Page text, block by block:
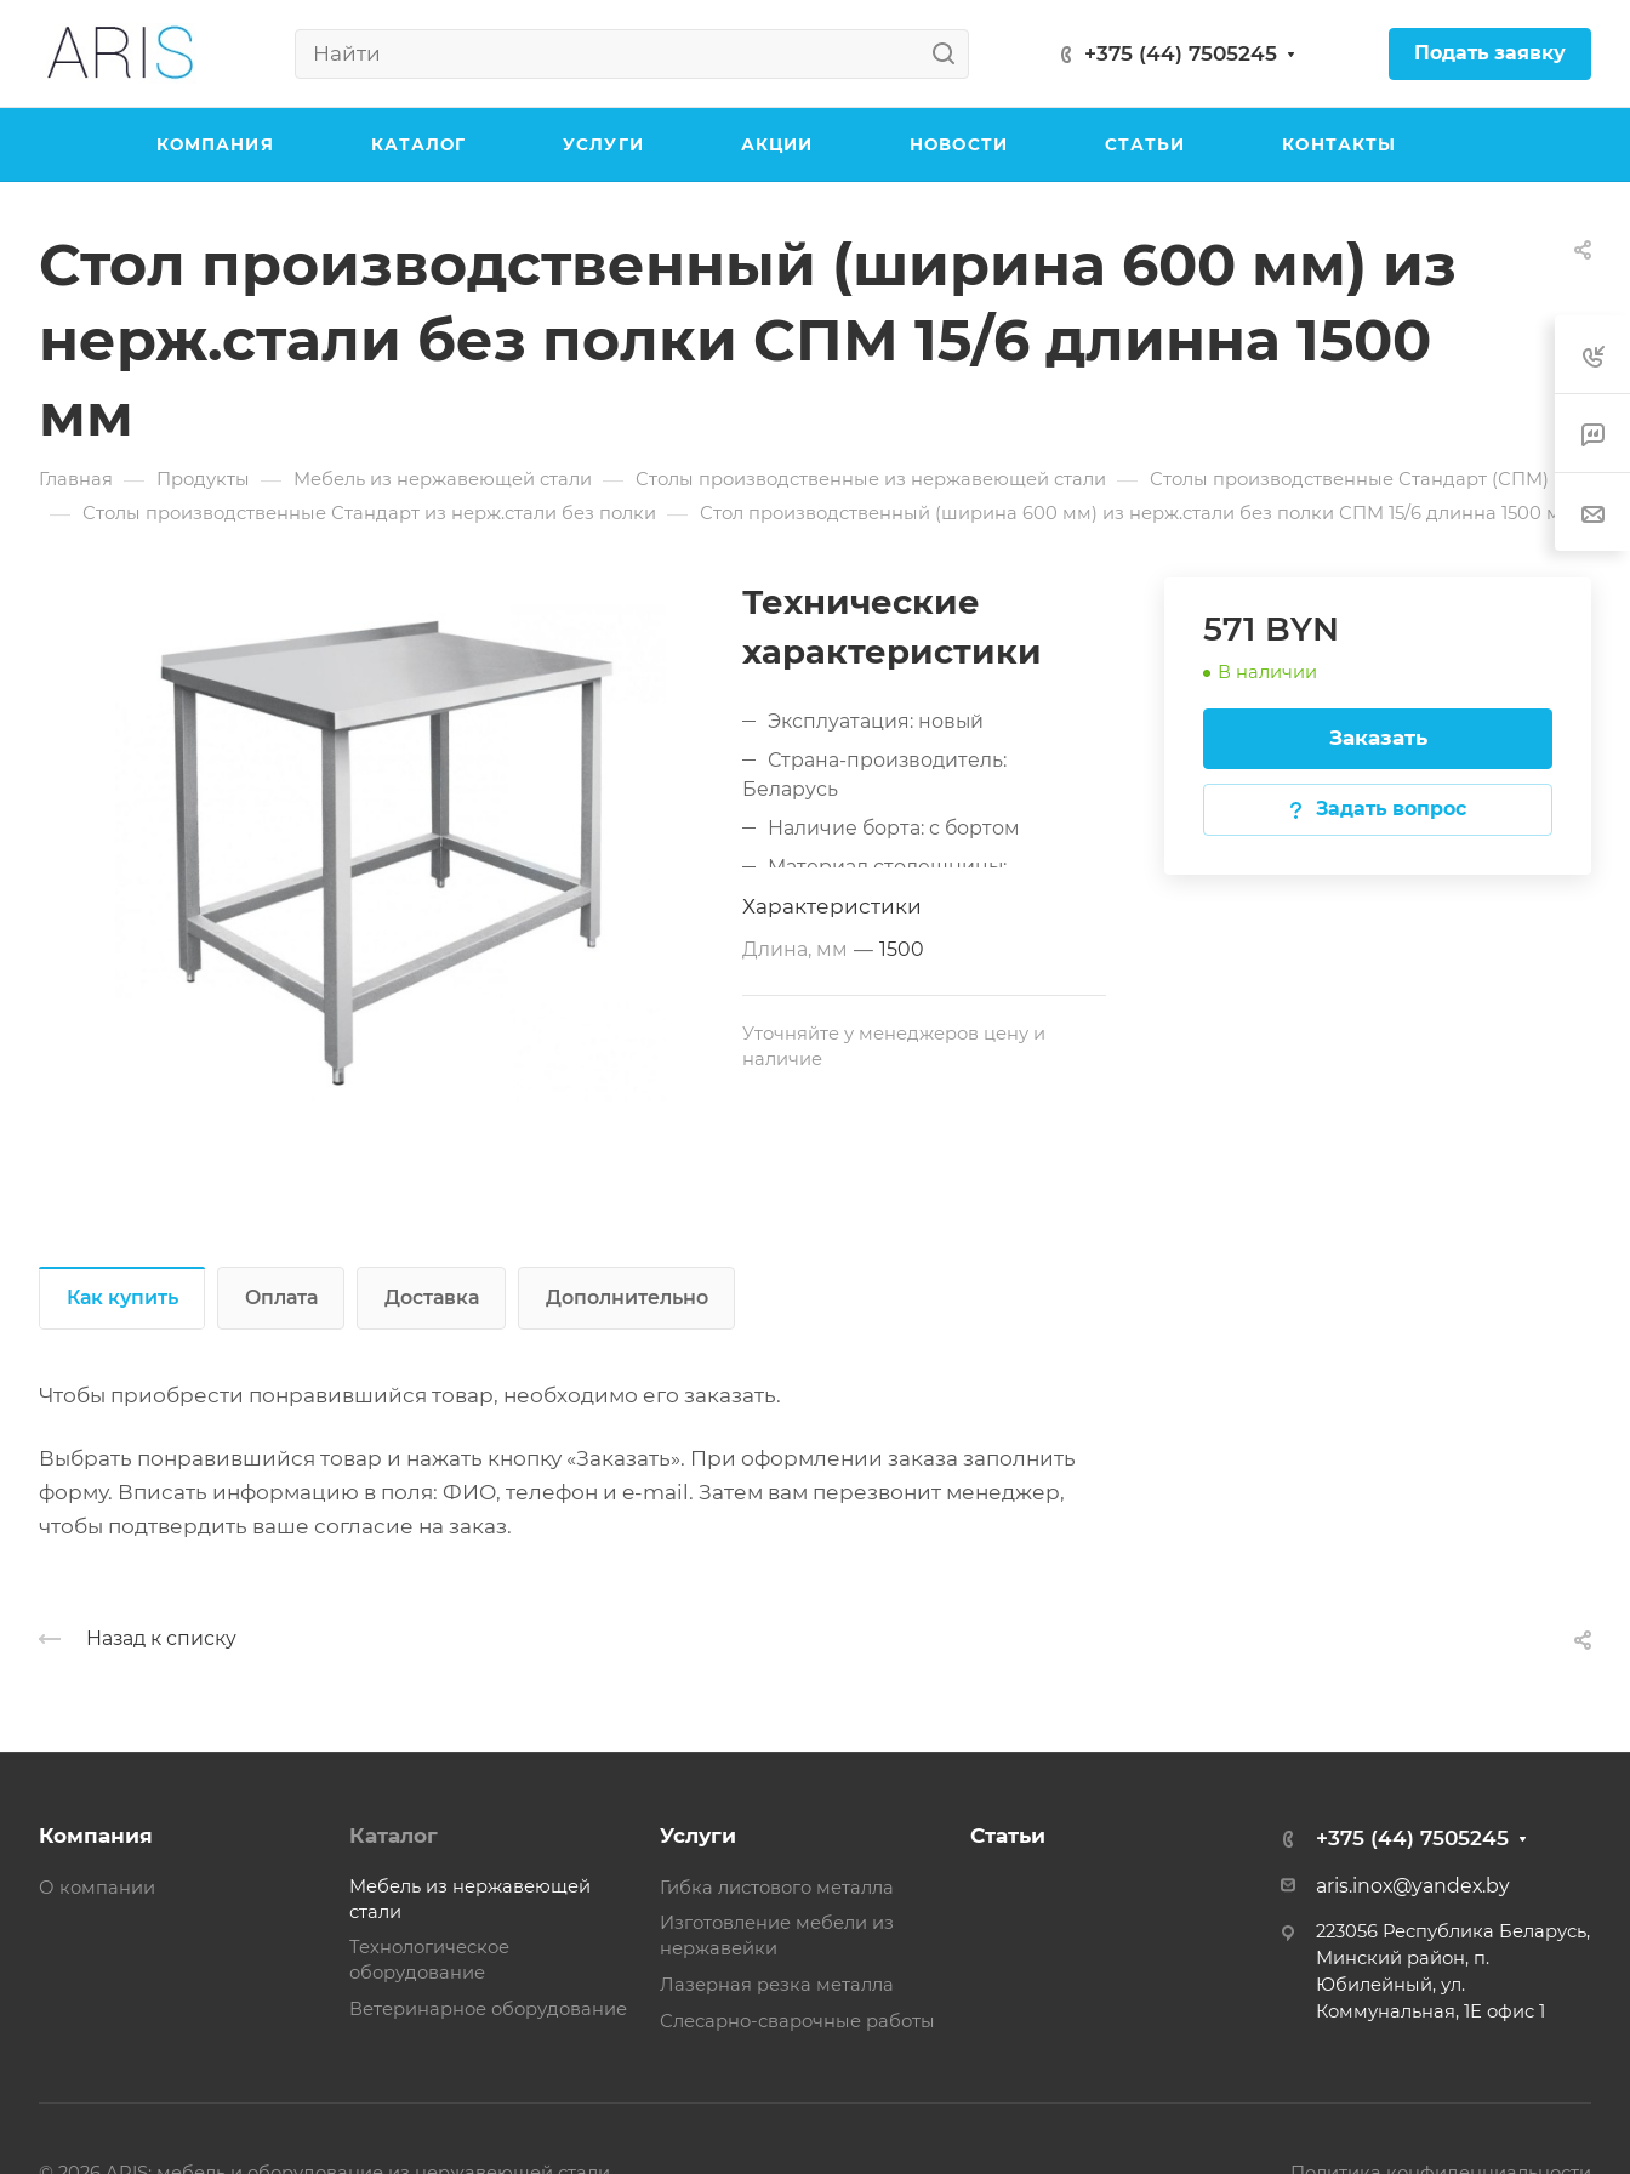
+375 (44) 7505245 Подать заявку
КОМПАНИЯ КАТАЛОГ УСЛУГИ АКЦИИ НОВОСТИ СТАТЬИ КОНТАКТЫ
Стол производственный (ширина 600 мм) из
нерж.стали без полки СПМ 15/6 длинна 1500
мм
Главная — Продукты — Мебель из нержавеющей стали — Столы производственные из нержавеющей стали — Столы производственные Стандарт (СПМ)
— Столы производственные Стандарт из нерж.стали без полки — Стол производственный (ширина 600 мм) из нерж.стали без полки СПМ 15/6 длинна 1500 мм
571 BYN
В наличии
Заказать
Задать вопрос
Технические
характеристики
Эксплуатация: новый
Страна-производитель:
Беларусь
Наличие борта: с бортом
Материал столешницы:
металлический (нержавеющая
сталь AISI 430)
Дополнительные свойства: из
нержавеющей стали
Размеры: 1500х600х860 мм
Тип по назначению:
Характеристики
Длина, мм — 1500
Уточняйте у менеджеров цену и
наличие
Как купить Оплата Доставка Дополнительно
Чтобы приобрести понравившийся товар, необходимо его заказать.
Выбрать понравившийся товар и нажать кнопку «Заказать». При оформлении заказа заполнить
форму. Вписать информацию в поля: ФИО, телефон и e-mail. Затем вам перезвонит менеджер,
чтобы подтвердить ваше согласие на заказ.
Назад к списку
Компания
О компании
Каталог
Мебель из нержавеющей
стали
Технологическое
оборудование
Ветеринарное оборудование
Услуги
Гибка листового металла
Изготовление мебели из
нержавейки
Лазерная резка металла
Слесарно-сварочные работы
Статьи +375 (44) 7505245
aris.inox@yandex.by
223056 Республика Беларусь,
Минский район, п.
Юбилейный, ул.
Коммунальная, 1Е офис 1